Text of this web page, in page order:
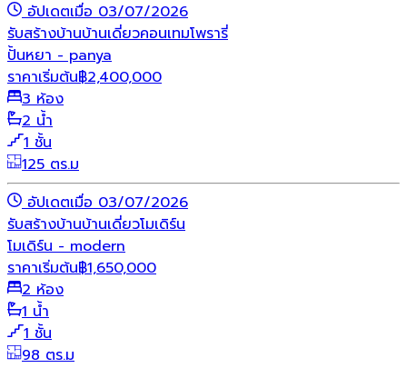
อัปเดตเมื่อ 03/07/2026
รับสร้างบ้านบ้านเดี่ยวคอนเทมโพรารี่
ปั้นหยา - panya
ราคาเริ่มต้น฿2,400,000
3 ห้อง
2 น้ำ
1 ชั้น
125 ตร.ม
อัปเดตเมื่อ 03/07/2026
รับสร้างบ้านบ้านเดี่ยวโมเดิร์น
โมเดิร์น - modern
ราคาเริ่มต้น฿1,650,000
2 ห้อง
1 น้ำ
1 ชั้น
98 ตร.ม